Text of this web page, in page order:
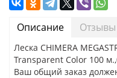
Описание Отзывы
Леска CHIMERA
Transparent Color 100
Ваш общий заказ